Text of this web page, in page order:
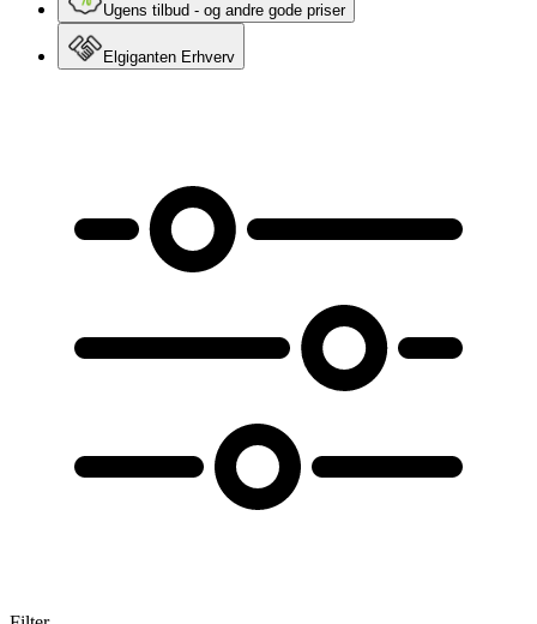
Ugens tilbud - og andre gode priser
Elgiganten Erhverv